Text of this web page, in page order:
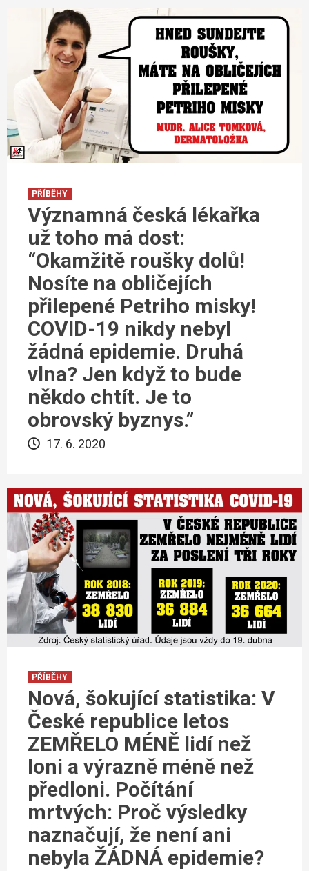
PŘÍBĚHY
Významná česká lékařka
už toho má dost:
“Okamžitě roušky dolů!
Nosíte na obličejích
přilepené Petriho misky!
COVID-19 nikdy nebyl
žádná epidemie. Druhá
vlna? Jen když to bude
někdo chtít. Je to
obrovský byznys.”
17. 6. 2020
PŘÍBĚHY
Nová, šokující statistika: V
České republice letos
ZEMŘELO MÉNĚ lidí než
loni a výrazně méně než
předloni. Počítání
mrtvých: Proč výsledky
naznačují, že není ani
nebyla ŽÁDNÁ epidemie?